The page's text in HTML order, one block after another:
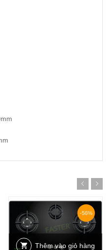
-56%
Thêm vào giỏ hàng